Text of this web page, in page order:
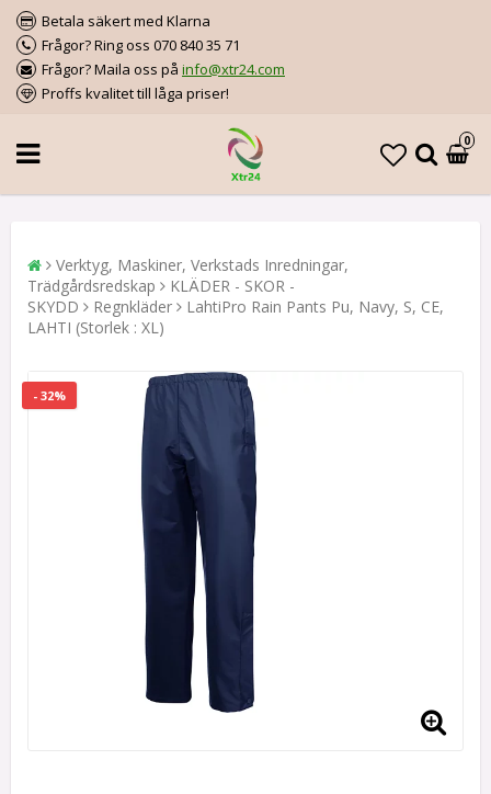
Betala säkert med Klarna
Frågor? Ring oss 070 840 35 71
Frågor? Maila oss på info@xtr24.com
Proffs kvalitet till låga priser!
0
Verktyg, Maskiner, Verkstads Inredningar,
Trädgårdsredskap
KLÄDER - SKOR -
SKYDD
Regnkläder
LahtiPro Rain Pants Pu, Navy, S, CE,
LAHTI (Storlek : XL)
- 32%